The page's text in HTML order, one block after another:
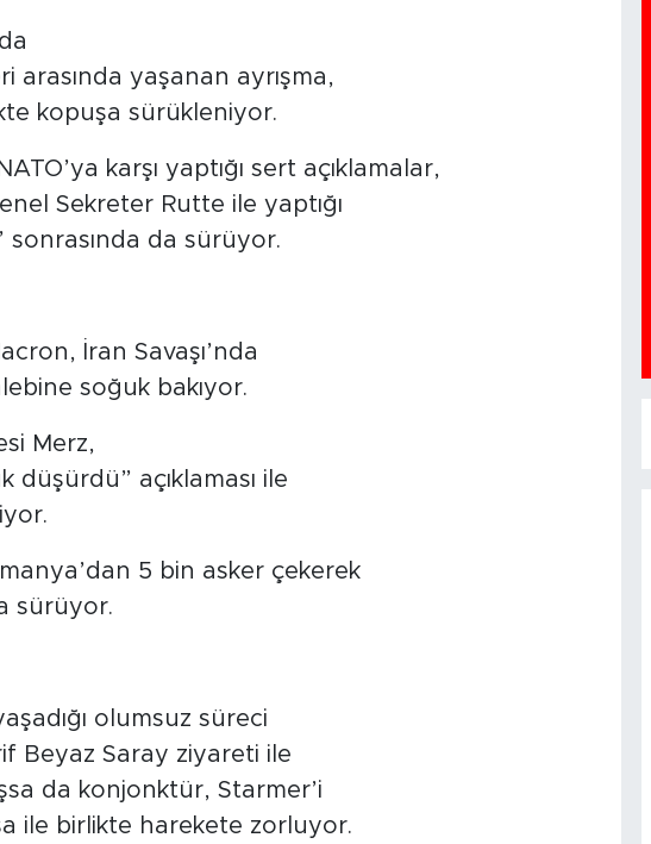
arasında yaşanan ayrışma,
kopuşa sürükleniyor.
karşı yaptığı sert açıklamalar,
Sekreter Rutte ile yaptığı
sonrasında da sürüyor.
İran Savaşı’nda
soğuk bakıyor.
Merz,
düşürdü” açıklaması ile
5 bin asker çekerek
sürüyor.
olumsuz süreci
Beyaz Saray ziyareti ile
da konjonktür, Starmer’i
ile birlikte harekete zorluyor.